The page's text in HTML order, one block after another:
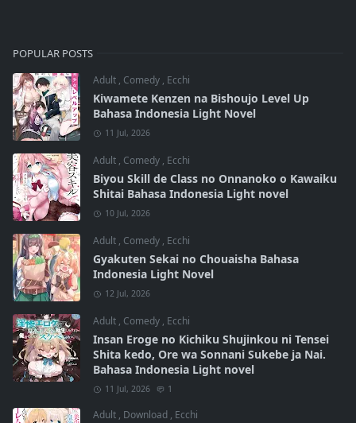
POPULAR POSTS
Adult , Comedy , Ecchi
Kiwamete Kenzen na Bishoujo Level Up
Bahasa Indonesia Light Novel
11 Jul, 2026
Adult , Comedy , Ecchi
Biyou Skill de Class no Onnanoko o Kawaiku
Shitai Bahasa Indonesia Light novel
10 Jul, 2026
Adult , Comedy , Ecchi
Gyakuten Sekai no Chouaisha Bahasa
Indonesia Light Novel
12 Jul, 2026
Adult , Comedy , Ecchi
Insan Eroge no Kichiku Shujinkou ni Tensei
Shita kedo, Ore wa Sonnani Sukebe ja Nai.
Bahasa Indonesia Light novel
11 Jul, 2026 1
Adult , Download , Ecchi